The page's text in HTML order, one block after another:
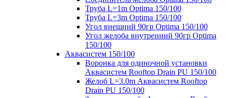
Труба L=1m Optima 150/100
Труба L=3m Optima 150/100
Угол внешний 90гр Optima 150/100
Угол желоба внутренний 90гр Optima
150/100
Аквасистем 150/100
Воронка для одиночной установки
Аквасистем Rooftop Drain PU 150/100
Желоб L=3.0m Аквасистем Rooftop
Drain PU 150/100